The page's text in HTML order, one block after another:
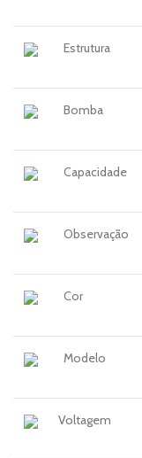
Estrutura
Bomba
Capacidade
Observação
Cor
Modelo
Voltagem